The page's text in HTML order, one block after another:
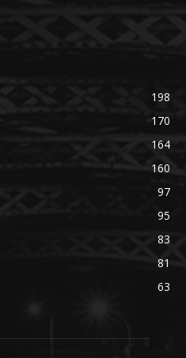
198
170
164
160
97
95
83
81
63